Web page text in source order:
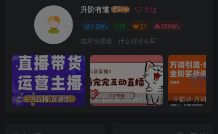
升阶有道 关注
1.2W+ 0 21 380W+
这家伙很懒，什么都没有写...
二占说直播·直播带货主播运营课程，主播运营二合一实操课 外面收费1980的抖音萌宠宠直播项目，可虚拟人直播，抖音报白，实时互动直播【软件+详细教程】